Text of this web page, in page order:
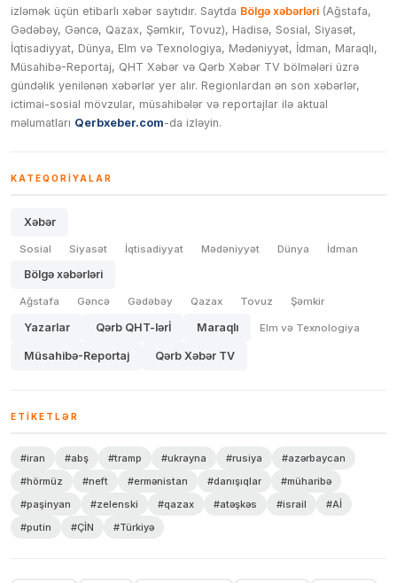
izləmək üçün etibarlı xəbər saytıdır. Saytda Bölgə xəbərləri (Ağstafa,
Gədəbəy, Gəncə, Qazax, Şəmkir, Tovuz), Hadisə, Sosial, Siyasət,
İqtisadiyyat, Dünya, Elm və Texnologiya, Mədəniyyət, İdman, Maraqlı,
Müsahibə-Reportaj, QHT Xəbər və Qərb Xəbər TV bölmələri üzrə
gündəlik yenilənən xəbərlər yer alır. Regionlardan ən son xəbərlər,
ictimai-sosial mövzular, müsahibələr və reportajlar ilə aktual
məlumatları Qerbxeber.com-da izləyin.
KATEQORIYALAR
Xəbər
Sosial Siyasət İqtisadiyyat Mədəniyyət Dünya İdman
Bölgə xəbərləri
Ağstafa Gəncə Gədəbəy Qazax Tovuz Şəmkir
Yazarlar Qərb QHT-lərİ Maraqlı Elm və Texnologiya
Müsahibə-Reportaj Qərb Xəbər TV
ETIKETLƏR
#iran #abş #tramp #ukrayna #rusiya
#azərbaycan
#hörmüz
#neft #ermənistan #danışıqlar
#müharibə
#paşinyan
#zelenski #qazax #atəşkəs #israil
#Aİ
#putin
#ÇİN #Türkiyə